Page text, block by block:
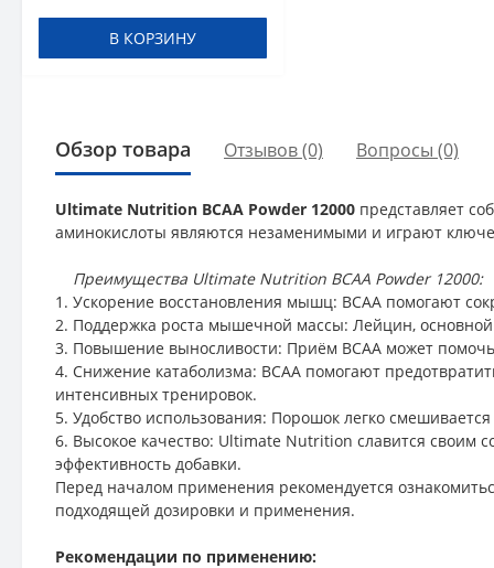
В КОРЗИНУ
Обзор товара Отзывов (0) Вопросы (0)
Ultimate Nutrition BCAA Powder 12000 представляет
аминокислоты являются незаменимыми и играют
Преимущества Ultimate Nutrition BCAA Powder 12000:
1. Ускорение восстановления мышц: BCAA помогают
2. Поддержка роста мышечной массы: Лейцин,
3. Повышение выносливости: Приём BCAA может
4. Снижение катаболизма: BCAA помогают
интенсивных тренировок.
5. Удобство использования: Порошок легко
6. Высокое качество: Ultimate Nutrition славится своим
эффективность добавки.
Перед началом применения рекомендуется
подходящей дозировки и применения.
Рекомендации по применению: